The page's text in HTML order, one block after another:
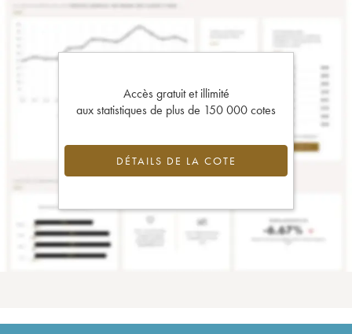
Accès gratuit et illimité
aux statistiques de plus de 150 000 cotes
DÉTAILS DE LA COTE